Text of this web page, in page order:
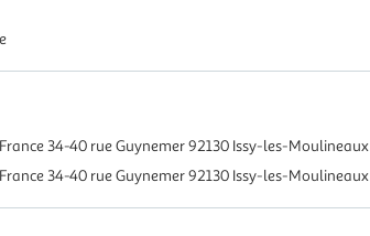
34-40 rue Guynemer 92130 Issy-les-Moulineaux
34-40 rue Guynemer 92130 Issy-les-Moulineaux